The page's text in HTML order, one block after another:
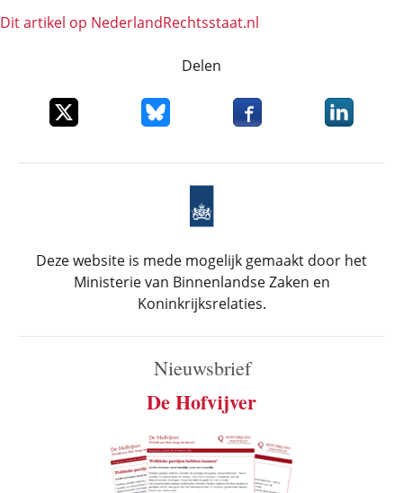
Dit artikel op NederlandRechts­staat.nl
Delen
Deel dit item op XDeel dit item op Bluesky
Deel dit item opDeel dit
Deze website is mede mogelijk gemaakt door het
Ministerie van Binnenlandse Zaken en
Koninkrijksrelaties.
Nieuwsbrief
De Hofvijver